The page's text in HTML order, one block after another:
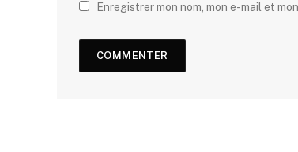
Enregistrer mon nom, mon e-mail et